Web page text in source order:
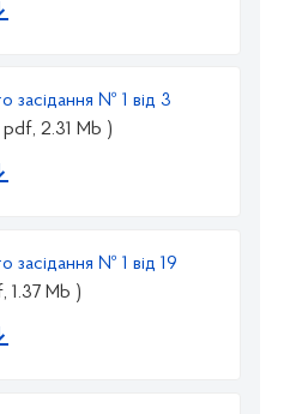
засідання № 1 від 3
pdf, 2.31 Mb )
засідання № 1 від 19
1.37 Mb )